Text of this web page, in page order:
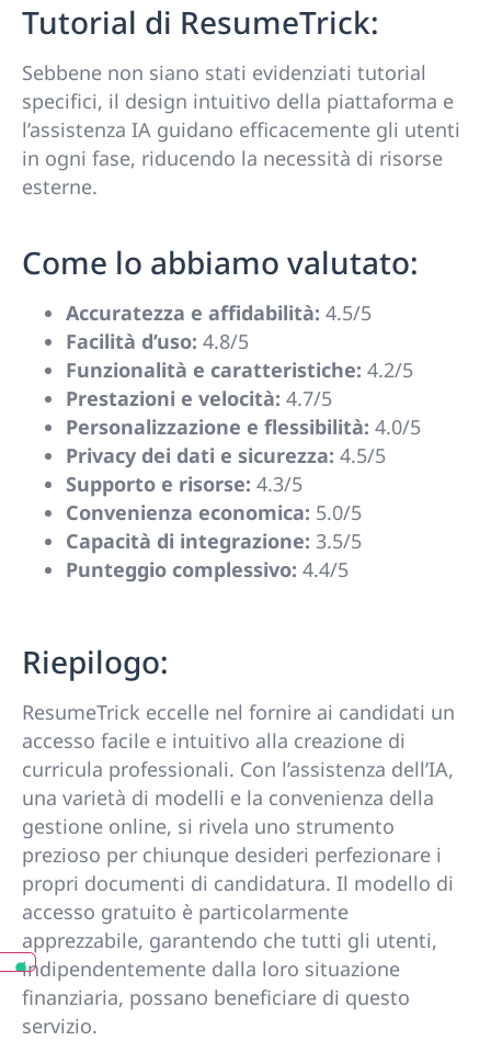
Tutorial di ResumeTrick:
Sebbene non siano stati evidenziati tutorial
specifici, il design intuitivo della piattaforma e
l’assistenza IA guidano efficacemente gli utenti
in ogni fase, riducendo la necessità di risorse
esterne.
Come lo abbiamo valutato:
Accuratezza e affidabilità: 4.5/5
Facilità d’uso: 4.8/5
Funzionalità e caratteristiche: 4.2/5
Prestazioni e velocità: 4.7/5
Personalizzazione e flessibilità: 4.0/5
Privacy dei dati e sicurezza: 4.5/5
Supporto e risorse: 4.3/5
Convenienza economica: 5.0/5
Capacità di integrazione: 3.5/5
Punteggio complessivo: 4.4/5
Riepilogo:
ResumeTrick eccelle nel fornire ai candidati un
accesso facile e intuitivo alla creazione di
curricula professionali. Con l’assistenza dell’IA,
una varietà di modelli e la convenienza della
gestione online, si rivela uno strumento
prezioso per chiunque desideri perfezionare i
propri documenti di candidatura. Il modello di
accesso gratuito è particolarmente
apprezzabile, garantendo che tutti gli utenti,
indipendentemente dalla loro situazione
finanziaria, possano beneficiare di questo
servizio.